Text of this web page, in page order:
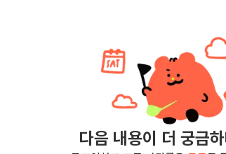
다음 내용이 더 궁금